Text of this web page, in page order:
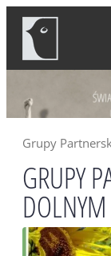
Skip
content
Agencja Reklamowa Zielona Góra
Grupy
GRUPY